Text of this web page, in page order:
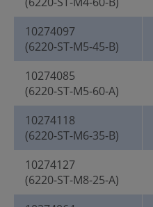
10274097
(6220-ST-M5-45-B)
10274085
(6220-ST-M5-60-A)
10274118
(6220-ST-M6-35-B)
10274127
(6220-ST-M8-25-A)